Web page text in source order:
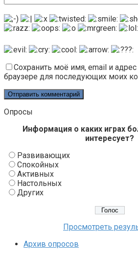
Сохранить моё имя, email и адрес
браузере для последующих моих
Опросы
Информация о каких играх
интересует?
Развивающих
Спокойных
Активных
Настольных
Других
Просмотреть
Архив опросов